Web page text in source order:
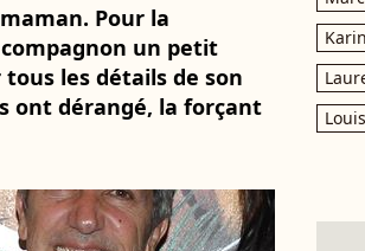
Pour la
un petit
les détails de son
ont dérangé, la forçant